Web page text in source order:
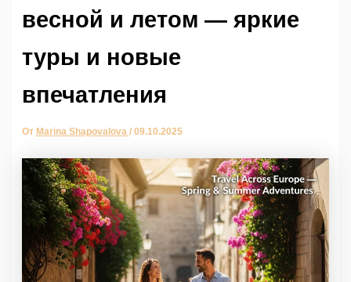
весной и летом — яркие
туры и новые
впечатления
От Marina Shapovalova / 09.10.2025